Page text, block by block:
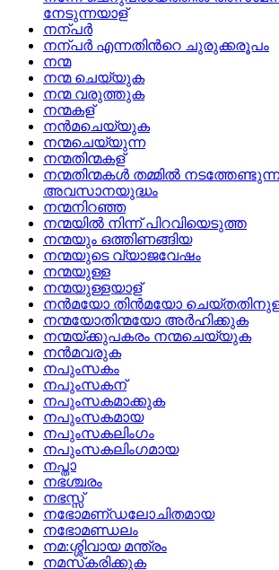
നേടുന്നയാള്
നന്പര്‍
നന്പര്‍ എന്നതിന്‍റെ ചുരുക്കരൂപം
നന്മ
നന്മ ചെയ്യുക
നന്മ വരുത്തുക
നന്മകള്
നന്‍മചെയ്യുക
നന്മചെയ്യുന്ന
നന്മതിന്മകള്
നന്മതിന്മകള്‍ തമ്മില്‍ നടത്തേണ്ടുന്ന
അവസാനയുദ്ധം
നന്മനിറഞ്ഞ
നന്മയില്‍ നിന്ന്‌ പിറവിയെടുത്ത
നന്മയും ഒത്തിണങ്ങിയ
നന്മയുടെ വ്യാജവേഷം
നന്മയുള്ള
നന്മയുള്ളയാള്
നന്‍മയോ തിന്‍മയോ
നന്മയോതിന്മയോ അര്‍ഹിക്കുക
നന്മയ്‌ക്കുപകരം നന്മചെയ്യുക
നന്‍മവരുക
നപുംസകം
നപുംസകന്
നപുംസകമാക്കുക
നപുംസകമായ
നപുംസകലിംഗം
നപുംസകലിംഗമായ
നപ്താ
നഭശ്ചരം
നഭസ്സ്
നഭോമണ്‌ഡലോചിതമായ
നഭോമണ്ഡലം
നമ:ശ്ശിവായ മന്ത്രം
നമസ്‌കരിക്കുക